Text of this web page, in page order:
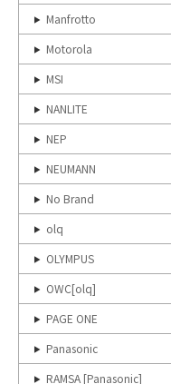
Manfrotto
Motorola
MSI
NANLITE
NEP
NEUMANN
No Brand
olq
OLYMPUS
OWC[olq]
PAGE ONE
Panasonic
RAMSA [Panasonic]